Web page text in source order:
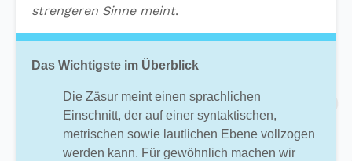
strengeren Sinne meint.
Das Wichtigste im Überblick
Die Zäsur meint einen sprachlichen
Einschnitt, der auf einer syntaktischen,
metrischen sowie lautlichen Ebene vollzogen
werden kann. Für gewöhnlich machen wir